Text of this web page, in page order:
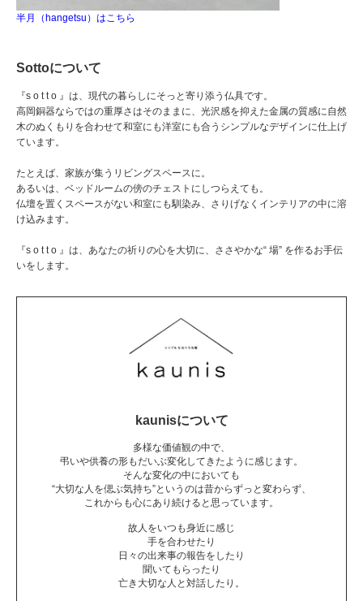
半月（hangetsu）はこちら
Sottoについて
『s o t t o 』は、現代の暮らしにそっと寄り添う仏具です。
高岡銅器ならではの重厚さはそのままに、光沢感を抑えた金属の質感に自然
木のぬくもりを合わせて和室にも洋室にも合うシンプルなデザインに仕上げ
ています。
たとえば、家族が集うリビングスペースに。
あるいは、ベッドルームの傍のチェストにしつらえても。
仏壇を置くスペースがない和室にも馴染み、さりげなくインテリアの中に溶
け込みます。
『s o t t o 』は、あなたの祈りの心を大切に、ささやかな“ 場” を作るお手伝
いをします。
kaunisについて
多様な価値観の中で、
弔いや供養の形もだいぶ変化してきたように感じます。
そんな変化の中においても
“大切な人を偲ぶ気持ち”というのは昔からずっと変わらず、
これからも心にあり続けると思っています。
故人をいつも身近に感じ
手を合わせたり
日々の出来事の報告をしたり
聞いてもらったり
亡き大切な人と対話したり。